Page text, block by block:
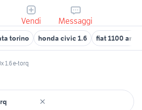
Vendi Messaggi
torino honda civic 1.6 fiat 1100 anni
1.6 e-torq